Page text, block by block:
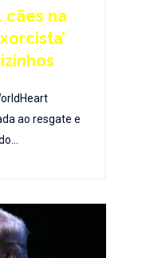
cães na
ao resgate e